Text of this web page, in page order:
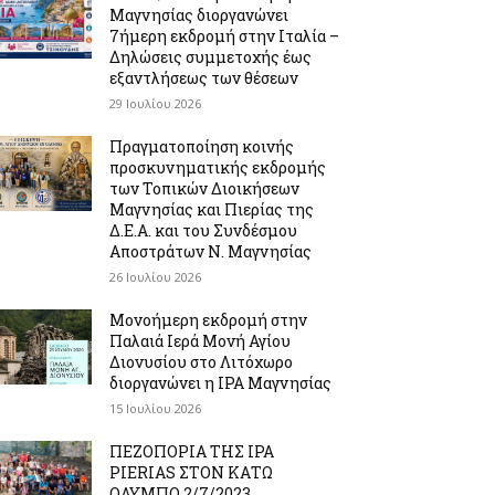
Μαγνησίας διοργανώνει
7ήμερη εκδρομή στην Ιταλία –
Δηλώσεις συμμετοχής έως
εξαντλήσεως των θέσεων
29 Ιουλίου 2026
Πραγματοποίηση κοινής
προσκυνηματικής εκδρομής
των Τοπικών Διοικήσεων
Μαγνησίας και Πιερίας της
Δ.Ε.Α. και του Συνδέσμου
Αποστράτων Ν. Μαγνησίας
26 Ιουλίου 2026
Μονοήμερη εκδρομή στην
Παλαιά Ιερά Μονή Αγίου
Διονυσίου στο Λιτόχωρο
διοργανώνει η IPA Μαγνησίας
15 Ιουλίου 2026
ΠΕΖΟΠΟΡΙΑ ΤΗΣ IPA
PIERIAS ΣΤΟΝ ΚΑΤΩ